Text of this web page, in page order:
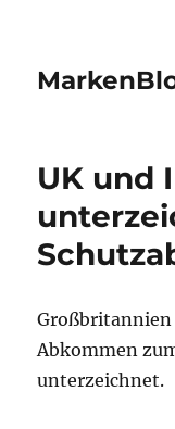
UK und
Abkommen
unterzeichnet.